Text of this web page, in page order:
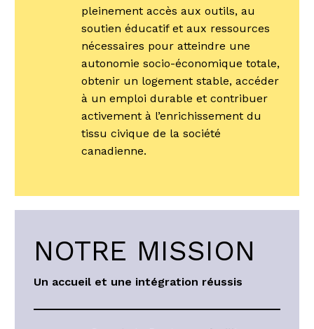
pleinement accès aux outils, au
soutien éducatif et aux ressources
nécessaires pour atteindre une
autonomie socio-économique totale,
obtenir un logement stable, accéder
à un emploi durable et contribuer
activement à l’enrichissement du
tissu civique de la société
canadienne.
NOTRE MISSION
Un accueil et une intégration réussis